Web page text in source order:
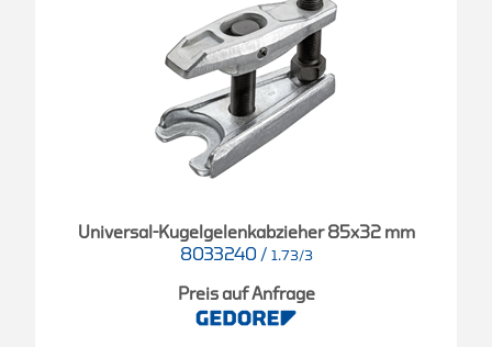
Universal-Kugelgelenkabzieher 85x32 mm
8033240 / 1.73/3
Preis auf Anfrage